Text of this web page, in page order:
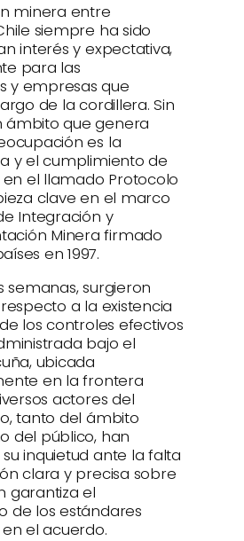
minera entre
siempre ha sido
interés y expectativa,
para las
y empresas que
de la cordillera. Sin
ámbito que genera
es la
y el cumplimiento de
el llamado Protocolo
clave en el marco
Integración y
Minera firmado
en 1997.
semanas, surgieron
a la existencia
los controles efectivos
bajo el
ubicada
en la frontera
actores del
tanto del ámbito
del público, han
inquietud ante la falta
clara y precisa sobre
garantiza el
de los estándares
el acuerdo.